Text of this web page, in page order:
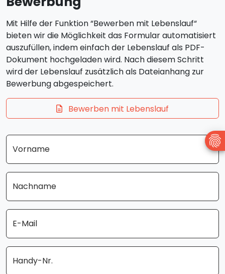
Mit Hilfe der Funktion “Bewerben mit Lebenslauf“
bieten wir die Möglichkeit das Formular automatisiert
auszufüllen, indem einfach der Lebenslauf als PDF-
Dokument hochgeladen wird. Nach diesem Schritt
wird der Lebenslauf zusätzlich als Dateianhang zur
Bewerbung abgespeichert.
Bewerben mit Lebenslauf
Vorname
Nachname
E-Mail
Handy-Nr.